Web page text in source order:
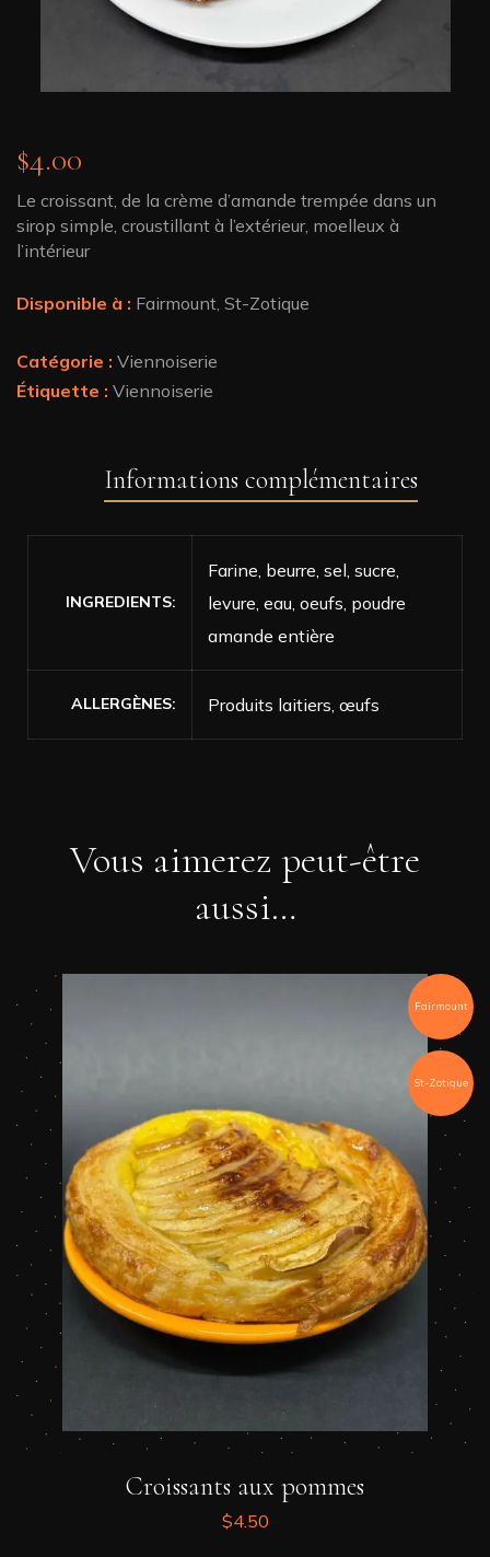
$4.00
Le croissant, de la crème d’amande trempée dans un
sirop simple, croustillant à l’extérieur, moelleux à
l’intérieur
Disponible à : Fairmount, St-Zotique
Catégorie : Viennoiserie
Étiquette : Viennoiserie
Informations complémentaires
INGREDIENTS
Farine, beurre, sel, sucre,
levure, eau, oeufs, poudre
amande entière
ALLERGÈNES Produits laitiers, œufs
Vous aimerez peut-être
aussi…
Fairmount
St-Zotique
Croissants aux pommes
$4.50